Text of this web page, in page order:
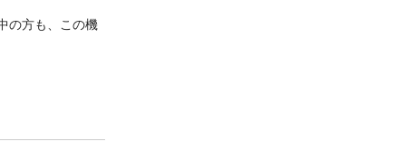
の方も、この機